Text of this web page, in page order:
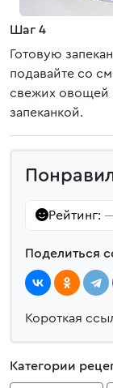
Шаг 4
Готовую
подавайте со
свежих овощей
запеканкой.
Рейтинг:
Поделиться
Короткая
Категории